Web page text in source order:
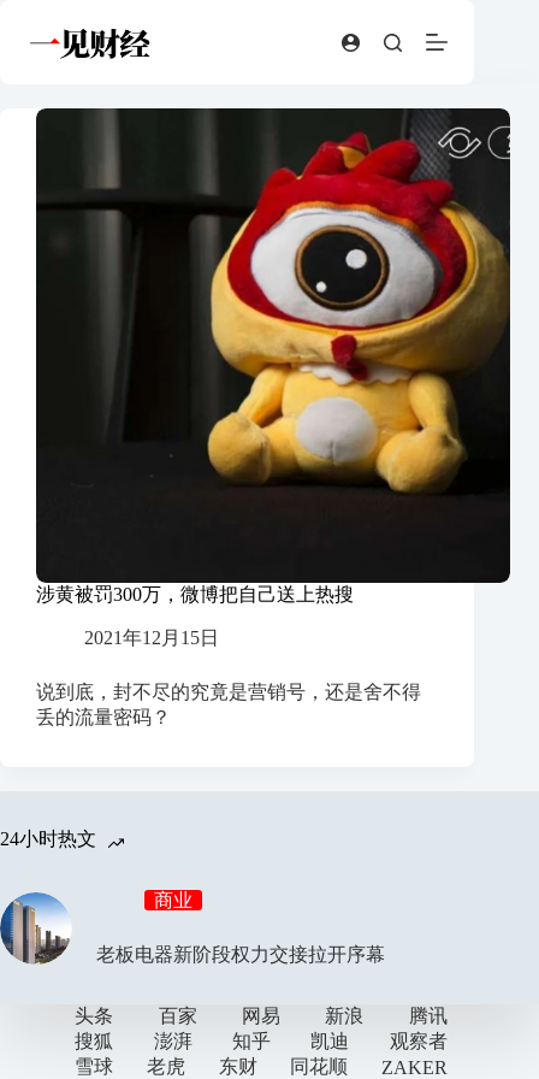
涉黄被罚300万，微博把自己送上热搜
2021年12月15日
说到底，封不尽的究竟是营销号，还是舍不得
丢的流量密码？
24小时热文
商业
老板电器新阶段权力交接拉开序幕
头条 百家 网易 新浪
腾讯
搜狐
澎湃 知乎 凯迪
观察者
雪球
老虎 东财 同花顺 ZAKER